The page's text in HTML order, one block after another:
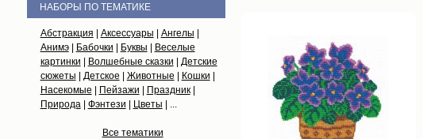
НАБОРЫ ПО ТЕМАТИКЕ
Абстракция Аксессуары Ангелы
Анимэ| Бабочки Буквы
Веселые
картинки
Волшебные сказки
Детские
сюжеты
Детское Животные Кошки
Насекомые
Пейзажи Праздник|
Природа| Фэнтези Цветы | ...
Все тематики